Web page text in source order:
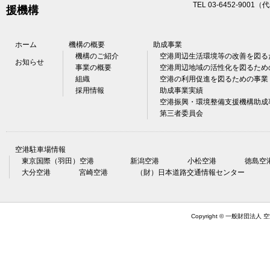
TEL 03-6452-9001（
ホーム 機構の概要 助成事業
お知らせ
機構のご紹介
事業の概要
組織
採用情報
空港周辺生活環境等の改善を図
空港周辺地域の活性化を図るため
空港の利用促進を図るための事業
助成事業実績
空港振興・環境整備支援機構助
第三者委員会
空港駐車場情報
東京国際（羽田）空港
新潟空港 小松空港
徳島空
大分空港
宮崎空港 （財）日本道路交通情報センター
Copyright © 一般財団法人